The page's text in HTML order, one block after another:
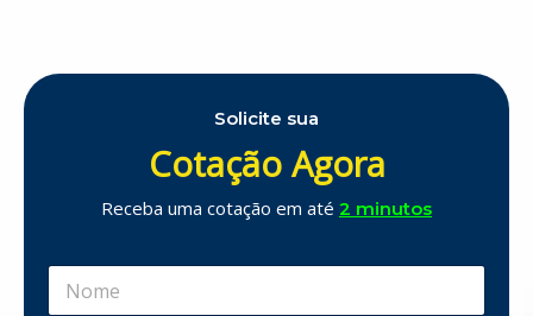
Solicite sua
Cotação Agora
Receba uma cotação em até 2 minutos